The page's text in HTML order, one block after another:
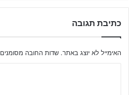
כתיבת תגובה
האימייל לא יוצג באתר. שדות החובה מסומנים